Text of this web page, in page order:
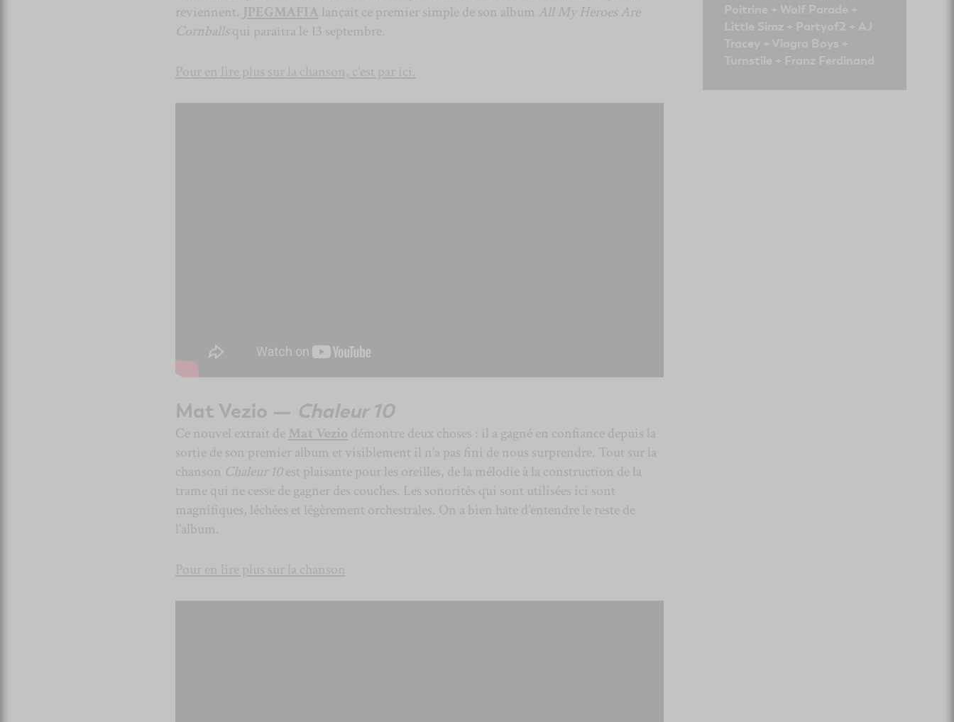
reviennent. JPEGMAFIA lançait ce premier simple de son album All My Heroes Are
Cornballsqui paraîtra le 13 septembre.
Pour en lire plus sur la chanson, c’est par ici.
Mat Vezio — Chaleur 10
Ce nouvel extrait de Mat Vezio démontre deux choses : il a gagné en confiance depuis la
sortie de son premier album et visiblement il n’a pas fini de nous surprendre. Tout sur la
chanson Chaleur 10est plaisante pour les oreilles, de la mélodie à la construction de la
trame qui ne cesse de gagner des couches. Les sonorités qui sont utilisées ici sont
magnifiques, léchées et légèrement orchestrales. On a bien hâte d’entendre le reste de
l’album.
Pour en lire plus sur la chanson